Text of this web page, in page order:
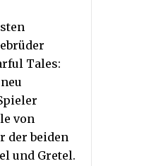
Tales:
von
der beiden
und Gretel.